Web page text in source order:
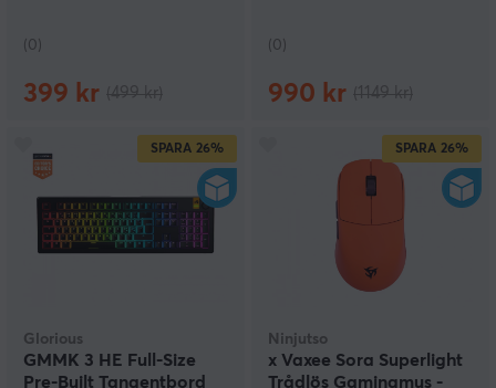
(0)
399 kr
(0)
990 kr
SPARA 26%
Glorious
GMMK 3 HE Full-Size
Pre-Built Tangentbord
SPARA 26%
Ninjutso
x Vaxee Sora Superlight
Trådlös Gamingmus -